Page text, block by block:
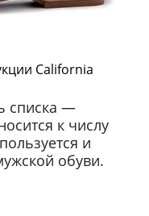
California
списка —
к числу
и
обуви.